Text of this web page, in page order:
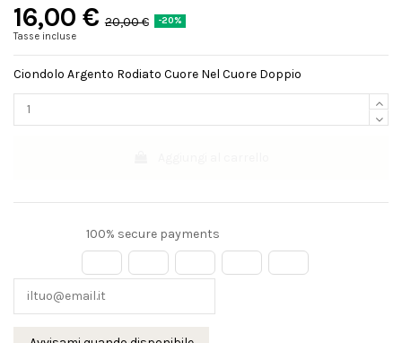
16,00 € 20,00 €
-20%
Tasse incluse
Ciondolo Argento Rodiato Cuore Nel Cuore Doppio
100% secure payments